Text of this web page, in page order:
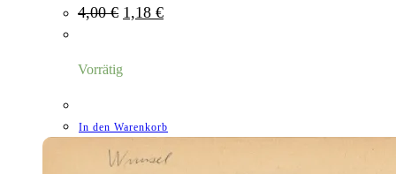
4,00€ Ursprünglicher
Preis
1,18 €Aktueller
Vorrätig
In den Warenkorb